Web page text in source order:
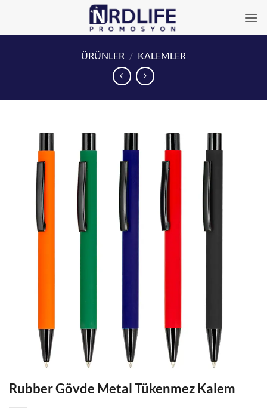
ÜRÜNLER / KALEMLER
Rubber Gövde Metal Tükenmez Kalem